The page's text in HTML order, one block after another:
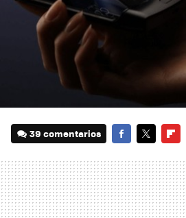
39 comentarios